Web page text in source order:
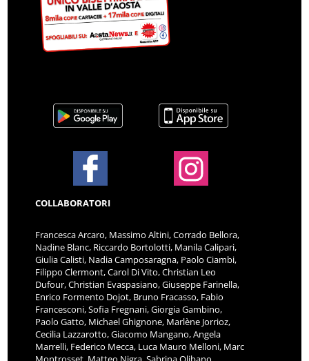
COLLABORATORI
Francesca Arcaro, Massimo Altini, Corrado Bellora,
Nadine Blanc, Riccardo Bortolotti, Manila Calipari,
Giulia Calisti, Nadia Camposaragna, Paolo Ciambi,
Filippo Clermont, Carol Di Vito, Christian Leo
Dufour, Christian Evaspasiano, Giuseppe Farinella,
Enrico Formento Dojot, Bruno Fracasso, Fabio
Francesconi, Sofia Fregnani, Giorgia Gambino,
Paolo Gatto, Michael Ghignone, Marlène Jorrioz,
Cecilia Lazzarotto, Giacomo Mangano, Angela
Marrelli, Federico Mecca, Luca Mauro Melloni, Marc